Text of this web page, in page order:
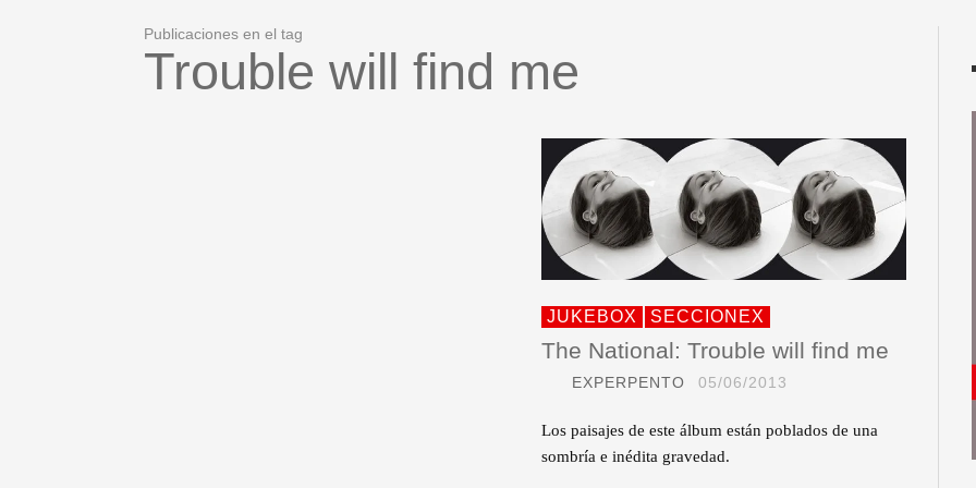
Publicaciones en el tag
Trouble will find me
JUKEBOX SECCIONEX
The National: Trouble will find me
EXPERPENTO 05/06/2013
Los paisajes de este álbum están poblados de una
sombría e inédita gravedad.